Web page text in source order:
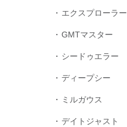
エクスプローラー
GMTマスター
シードゥエラー
ディープシー
ミルガウス
デイトジャスト